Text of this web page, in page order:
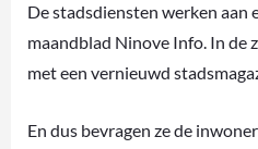
De stadsdiensten werken aan
maandblad Ninove Info. In de
met een vernieuwd
En dus bevragen ze de